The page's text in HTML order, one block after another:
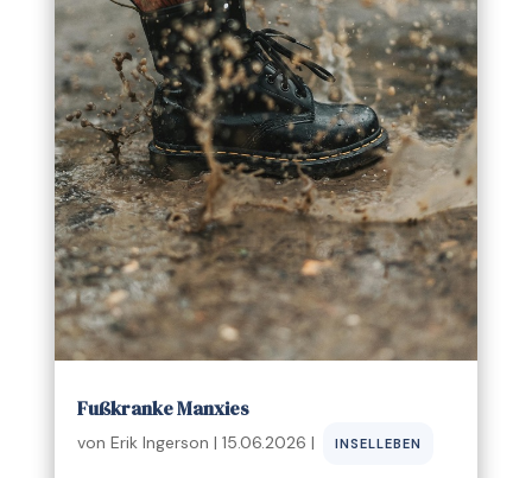
Fußkranke Manxies
von Erik Ingerson | 15.06.2026 | INSELLEBEN